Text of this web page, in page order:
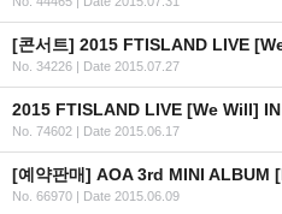
No. 34226 | Date 2015.07.27
No. 74602 | Date 2015.06.17
[예약판매] AOA 3rd MINI ALBUM
No. 66970 | Date 2015.06.09